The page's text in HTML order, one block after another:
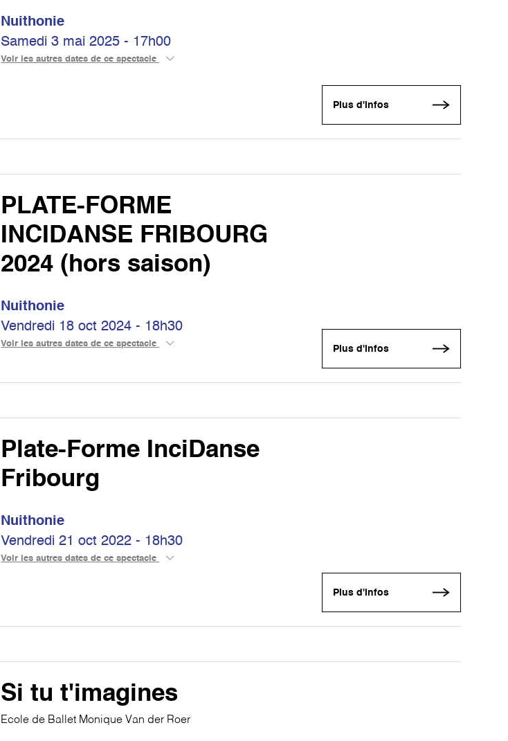
Nuithonie
Samedi 3 mai 2025 - 17h00
Voir les autres dates de ce spectacle
Plus d'infos
PLATE-FORME
INCIDANSE FRIBOURG
2024 (hors saison)
Nuithonie
Vendredi 18 oct 2024 - 18h30
Voir les autres dates de ce spectacle Plus d'infos
Plate-Forme InciDanse
Fribourg
Nuithonie
Vendredi 21 oct 2022 - 18h30
Voir les autres dates de ce spectacle
Plus d'infos
Si tu t'imagines
Ecole de Ballet Monique Van der Roer